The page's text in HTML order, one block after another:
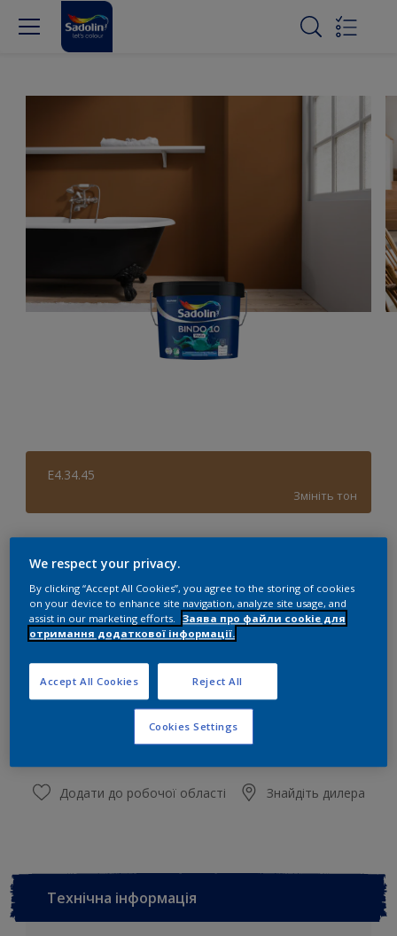
E4.34.45
Змініть тон
розмір
Сума Калькулятор кольорів
Додати до списку покупок
Додати до робочої області Знайдіть дилера
Технічна інформація
We respect your privacy.
By clicking “Accept All Cookies”, you agree to the storing of cookies
on your device to enhance site navigation, analyze site usage, and
assist in our marketing efforts.
Заява про файли cookie для
отримання додаткової інформації.
Reject All
Accept All Cookies
Cookies Settings